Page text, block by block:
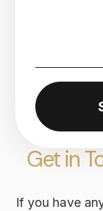
Get in
If you have